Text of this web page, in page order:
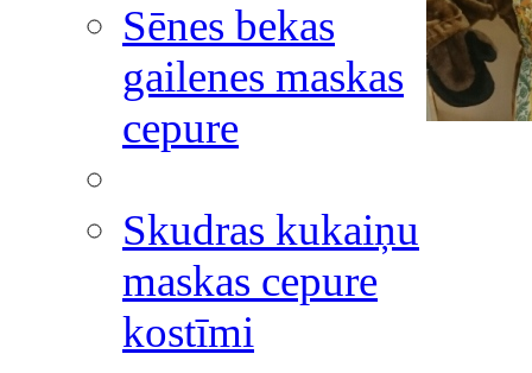
Sēnes bekas
gailenes maskas
cepure
Skudras kukaiņu
maskas cepure
kostīmi